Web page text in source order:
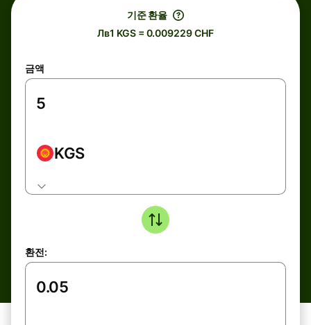
기준 환율
Лв1 KGS = 0.009229 CHF
금액
KGS
환전: